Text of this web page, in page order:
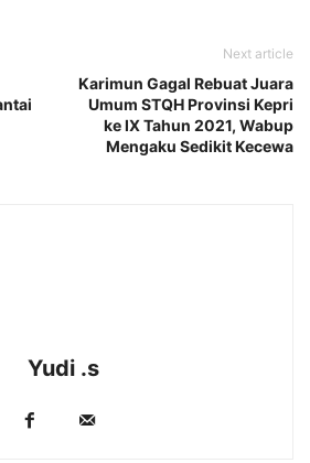
Next article
Karimun Gagal Rebuat Juara
Umum STQH Provinsi Kepri
ke IX Tahun 2021, Wabup
Mengaku Sedikit Kecewa
Yudi .s